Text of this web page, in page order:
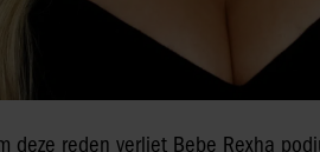
deze reden verliet Bebe Rexha